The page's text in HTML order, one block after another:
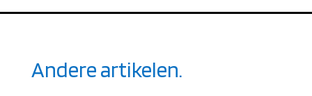
Andere artikelen.